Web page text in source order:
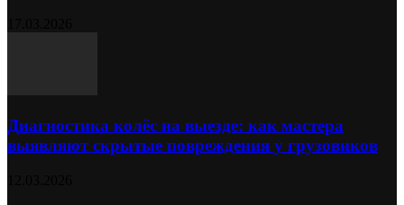
Диагностика колёс на выезде: как мастера
выявляют скрытые повреждения у грузовиков